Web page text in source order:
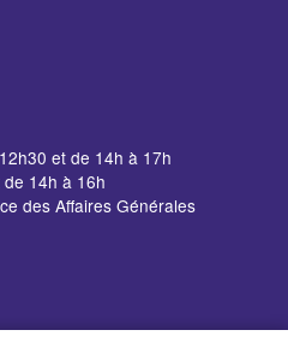
et de 14h à 17h
14h à 16h
des Affaires Générales